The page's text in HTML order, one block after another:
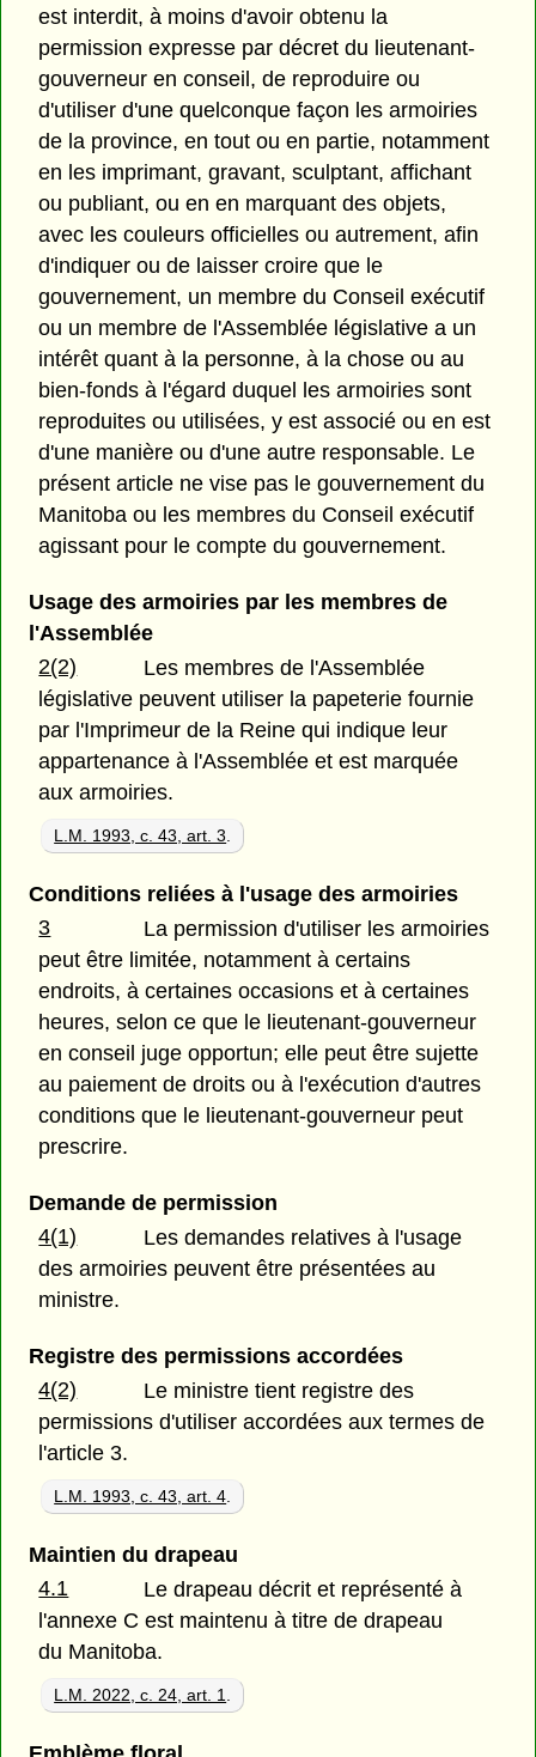
est interdit, à moins d'avoir obtenu la
permission expresse par décret du lieutenant-
gouverneur en conseil, de reproduire ou
d'utiliser d'une quelconque façon les armoiries
de la province, en tout ou en partie, notamment
en les imprimant, gravant, sculptant, affichant
ou publiant, ou en en marquant des objets,
avec les couleurs officielles ou autrement, afin
d'indiquer ou de laisser croire que le
gouvernement, un membre du Conseil exécutif
ou un membre de l'Assemblée législative a un
intérêt quant à la personne, à la chose ou au
bien-fonds à l'égard duquel les armoiries sont
reproduites ou utilisées, y est associé ou en est
d'une manière ou d'une autre responsable. Le
présent article ne vise pas le gouvernement du
Manitoba ou les membres du Conseil exécutif
agissant pour le compte du gouvernement.
Usage des armoiries par les membres de
l'Assemblée
2(2)
Les membres de l'Assemblée
législative peuvent utiliser la papeterie fournie
par l'Imprimeur de la Reine qui indique leur
appartenance à l'Assemblée et est marquée
aux armoiries.
L.M. 1993, c. 43, art. 3
Conditions reliées à l'usage des armoiries
3
La permission d'utiliser les armoiries
peut être limitée, notamment à certains
endroits, à certaines occasions et à certaines
heures, selon ce que le lieutenant-gouverneur
en conseil juge opportun; elle peut être sujette
au paiement de droits ou à l'exécution d'autres
conditions que le lieutenant-gouverneur peut
prescrire.
Demande de permission
4(1)
Les demandes relatives à l'usage
des armoiries peuvent être présentées au
ministre.
Registre des permissions accordées
4(2)
Le ministre tient registre des
permissions d'utiliser accordées aux termes de
l'article 3.
L.M. 1993, c. 43, art. 4.
Maintien du drapeau
4.1
Le drapeau décrit et représenté à
l'annexe C est maintenu à titre de drapeau
du Manitoba.
L.M. 2022, c. 24, art. 1.